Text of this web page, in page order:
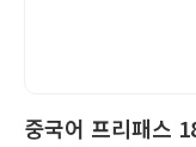
상세보기
중국어 프리패스